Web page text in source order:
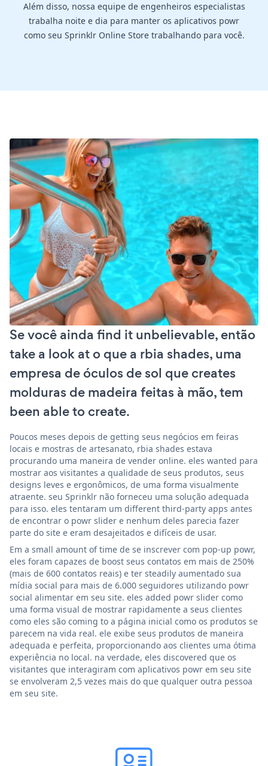
Além disso, nossa equipe de engenheiros especialistas
trabalha noite e dia para manter os aplicativos powr
como seu Sprinklr Online Store trabalhando para você.
Se você ainda find it unbelievable, então
take a look at o que a rbia shades, uma
empresa de óculos de sol que creates
molduras de madeira feitas à mão, tem
been able to create.
Poucos meses depois de getting seus negócios em feiras
locais e mostras de artesanato, rbia shades estava
procurando uma maneira de vender online. eles wanted para
mostrar aos visitantes a qualidade de seus produtos, seus
designs leves e ergonômicos, de uma forma visualmente
atraente. seu Sprinklr não forneceu uma solução adequada
para isso. eles tentaram um different third-party apps antes
de encontrar o powr slider e nenhum deles parecia fazer
parte do site e eram desajeitados e difíceis de usar.
Em a small amount of time de se inscrever com pop-up powr,
eles foram capazes de boost seus contatos em mais de 250%
(mais de 600 contatos reais) e ter steadily aumentado sua
mídia social para mais de 6.000 seguidores utilizando powr
social alimentar em seu site. eles added powr slider como
uma forma visual de mostrar rapidamente a seus clientes
como eles são coming to a página inicial como os produtos se
parecem na vida real. ele exibe seus produtos de maneira
adequada e perfeita, proporcionando aos clientes uma ótima
experiência no local. na verdade, eles discovered que os
visitantes que interagiram com aplicativos powr em seu site
se envolveram 2,5 vezes mais do que qualquer outra pessoa
em seu site.